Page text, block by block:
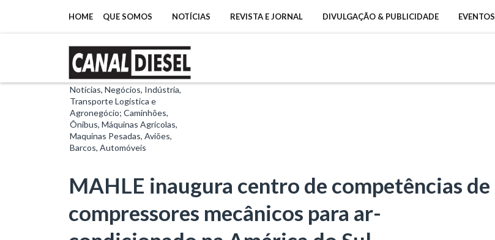
HOME QUE SOMOS NOTÍCIAS REVISTA E JORNAL DIVULGAÇÃO & PUBLICIDADE EVENTOS
Notícias, Negócios, Indústria,
Transporte Logística e
Agronegócio; Caminhões,
Ônibus, Máquinas Agrícolas,
Maquinas Pesadas, Aviões,
Barcos, Automóveis
MAHLE inaugura centro de competências de
compressores mecânicos para ar-